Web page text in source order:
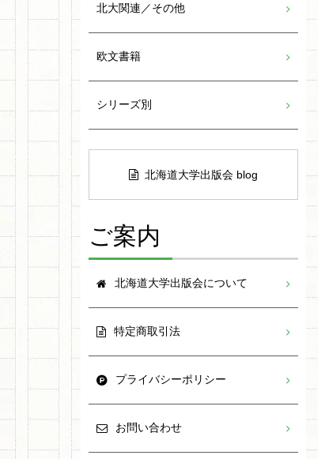
北大関連／その他
欧文書籍
シリーズ別
北海道大学出版会 blog
ご案内
北海道大学出版会について
特定商取引法
プライバシーポリシー
お問い合わせ